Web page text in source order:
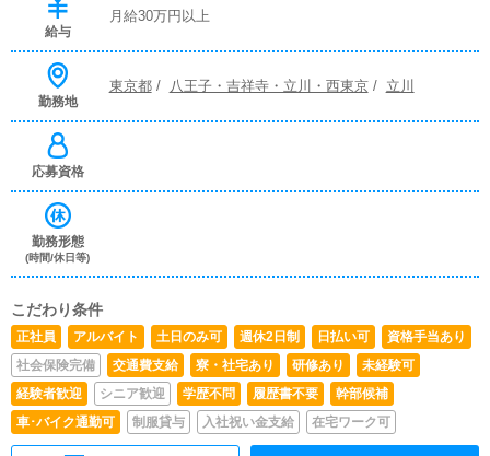
給与
月給30万円以上
勤務地
東京都/ 八王子・吉祥寺・立川・西東京/ 立川
応募資格
勤務形態
(時間/休日等)
こだわり条件
正社員 アルバイト 土日のみ可 週休2日制 日払い可
資格手当あり
社会保険完備
交通費支給 寮・社宅あり 研修あり
未経験可
経験者歓迎
シニア歓迎 学歴不問 履歴書不要
幹部候補
車･バイク通勤可
制服貸与 入社祝い金支給 在宅ワーク可